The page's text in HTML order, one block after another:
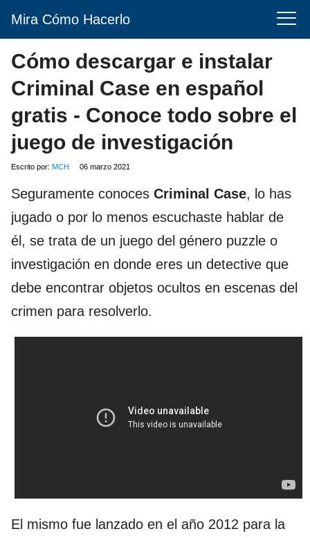
Mira Cómo Hacerlo
Cómo descargar e instalar
Criminal Case en español
gratis - Conoce todo sobre el
juego de investigación
Escrito por: MCH 06 marzo 2021
Seguramente conoces Criminal Case, lo has
jugado o por lo menos escuchaste hablar de
él, se trata de un juego del género puzzle o
investigación en donde eres un detective que
debe encontrar objetos ocultos en escenas del
crimen para resolverlo.
El mismo fue lanzado en el año 2012 para la